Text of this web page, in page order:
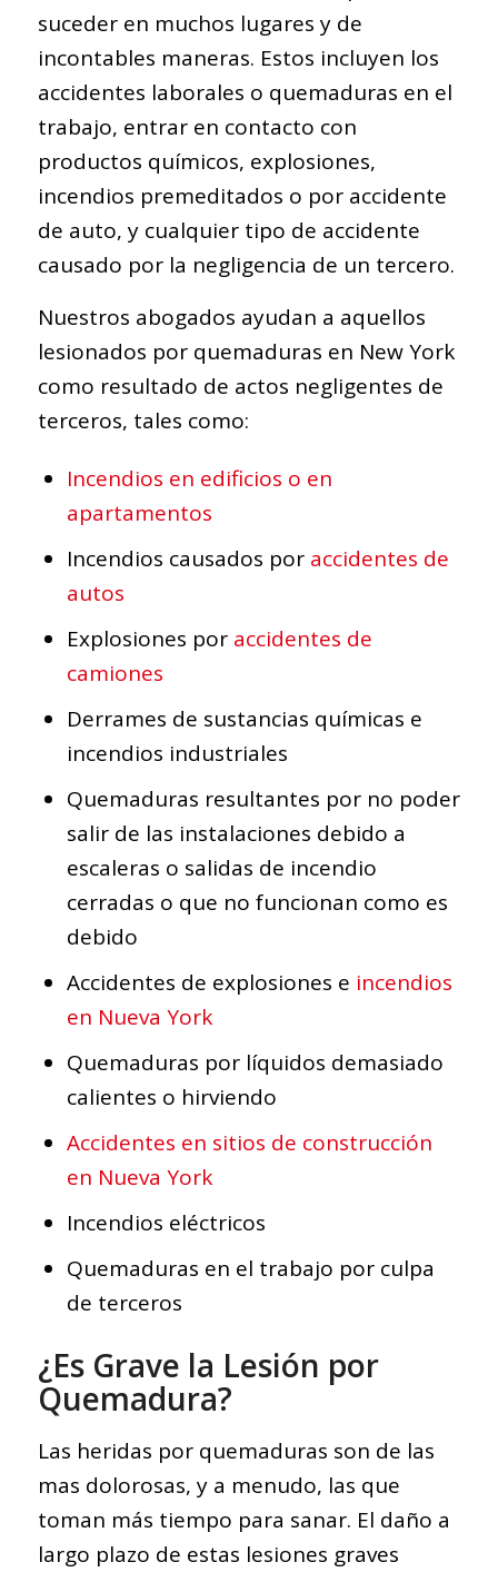
suceder en muchos lugares y de
incontables maneras. Estos incluyen los
accidentes laborales o quemaduras en el
trabajo, entrar en contacto con
productos químicos, explosiones,
incendios premeditados o por accidente
de auto, y cualquier tipo de accidente
causado por la negligencia de un tercero.
Nuestros abogados ayudan a aquellos
lesionados por quemaduras en New York
como resultado de actos negligentes de
terceros, tales como:
Incendios en edificios o en
apartamentos
Incendios causados por accidentes de
autos
Explosiones por accidentes de
camiones
Derrames de sustancias químicas e
incendios industriales
Quemaduras resultantes por no poder
salir de las instalaciones debido a
escaleras o salidas de incendio
cerradas o que no funcionan como es
debido
Accidentes de explosiones e incendios
en Nueva York
Quemaduras por líquidos demasiado
calientes o hirviendo
Accidentes en sitios de construcción
en Nueva York
Incendios eléctricos
Quemaduras en el trabajo por culpa
de terceros
¿Es Grave la Lesión por
Quemadura?
Las heridas por quemaduras son de las
mas dolorosas, y a menudo, las que
toman más tiempo para sanar. El daño a
largo plazo de estas lesiones graves